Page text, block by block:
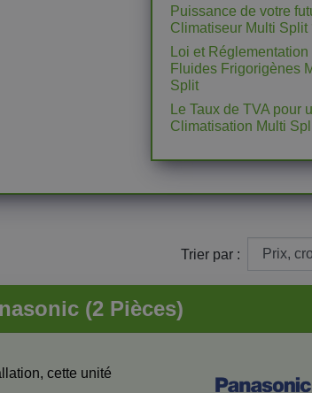
Puissance de votre
Climatiseur Multi Split
Loi et
Fluides Frigorigènes
Split
Le Taux de TVA pour
Climatisation Multi
Trier par :
(2 Pièces)
cette unité